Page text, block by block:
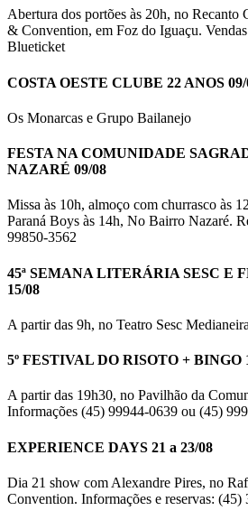
Abertura dos portões às 20h, no Recanto
& Convention, em Foz do Iguaçu.
Blueticket
COSTA OESTE CLUBE 22 ANOS 09/
Os Monarcas e Grupo Bailanejo
FESTA NA COMUNIDADE
NAZARÉ 09/08
Missa às 10h, almoço com churrasco às
Paraná Boys às 14h, No Bairro Nazaré.
99850-3562
45ª SEMANA LITERÁRIA SESC E
15/08
A partir das 9h, no Teatro Sesc Medianeira
5º FESTIVAL DO RISOTO + BINGO
A partir das 19h30, no Pavilhão da
Informações (45) 99944-0639 ou (45)
EXPERIENCE DAYS 21 a 23/08
Dia 21 show com Alexandre Pires, no
Convention. Informações e reservas: (45)